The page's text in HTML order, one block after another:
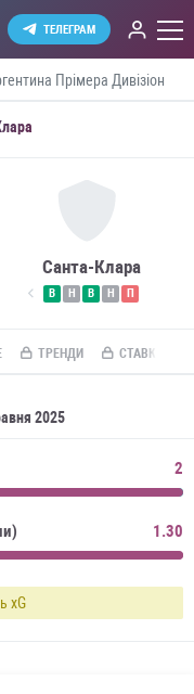
ТЕЛЕГРАМ
Прімера Дивізіон
Санта-Клара
В Н В Н П
ТРЕНДИ СТАВКИ ПО
2025
2
1.30
xG